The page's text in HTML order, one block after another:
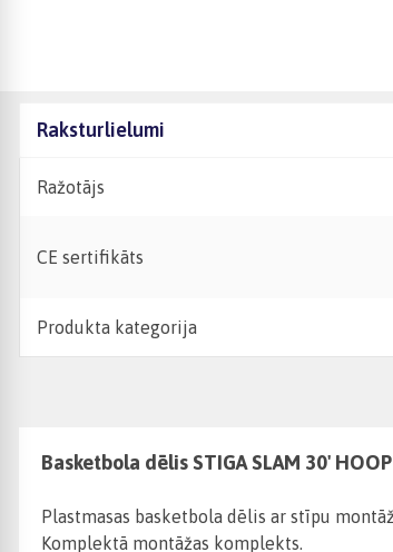
Raksturlielumi
Ražotājs
CE sertifikāts
Produkta kategorija
Basketbola dēlis STIGA SLAM 30' HOOP
Plastmasas basketbola dēlis ar stīpu
Komplektā montāžas komplekts.